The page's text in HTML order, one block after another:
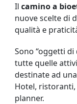
Il camino a
nuove scelte di
qualità e
Sono “oggetti
tutte quelle
destinate ad
Hotel,
planner.